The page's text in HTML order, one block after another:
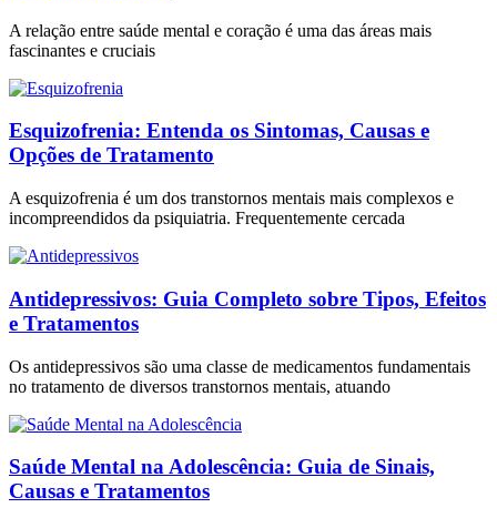
A relação entre saúde mental e coração é uma das áreas mais
fascinantes e cruciais
Esquizofrenia: Entenda os Sintomas, Causas e
Opções de Tratamento
A esquizofrenia é um dos transtornos mentais mais complexos e
incompreendidos da psiquiatria. Frequentemente cercada
Antidepressivos: Guia Completo sobre Tipos, Efeitos
e Tratamentos
Os antidepressivos são uma classe de medicamentos fundamentais
no tratamento de diversos transtornos mentais, atuando
Saúde Mental na Adolescência: Guia de Sinais,
Causas e Tratamentos